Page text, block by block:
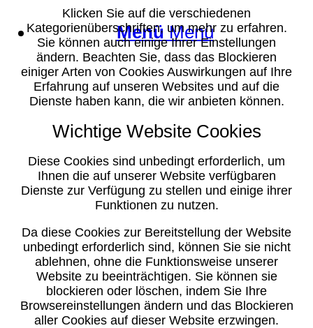
Menü Menü
Klicken Sie auf die verschiedenen
Kategorienüberschriften, um mehr zu erfahren.
Sie können auch einige Ihrer Einstellungen
ändern. Beachten Sie, dass das Blockieren
einiger Arten von Cookies Auswirkungen auf Ihre
Erfahrung auf unseren Websites und auf die
Dienste haben kann, die wir anbieten können.
Wichtige Website Cookies
Diese Cookies sind unbedingt erforderlich, um
Ihnen die auf unserer Website verfügbaren
Dienste zur Verfügung zu stellen und einige ihrer
Funktionen zu nutzen.
Da diese Cookies zur Bereitstellung der Website
unbedingt erforderlich sind, können Sie sie nicht
ablehnen, ohne die Funktionsweise unserer
Website zu beeinträchtigen. Sie können sie
blockieren oder löschen, indem Sie Ihre
Browsereinstellungen ändern und das Blockieren
aller Cookies auf dieser Website erzwingen.